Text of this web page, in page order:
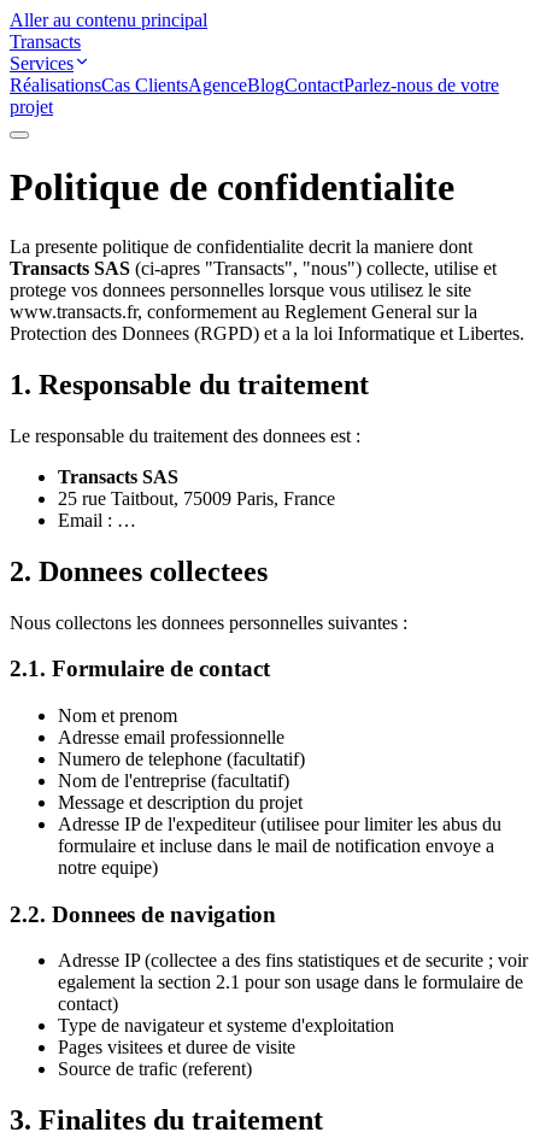
Aller au contenu principal
Transacts
Services
RéalisationsCas ClientsAgenceBlogContactParlez-nous de votre
projet
Politique de confidentialite
La presente politique de confidentialite decrit la maniere dont
Transacts SAS (ci-apres "Transacts", "nous") collecte, utilise et
protege vos donnees personnelles lorsque vous utilisez le site
www.transacts.fr, conformement au Reglement General sur la
Protection des Donnees (RGPD) et a la loi Informatique et Libertes.
1. Responsable du traitement
Le responsable du traitement des donnees est :
Transacts SAS
25 rue Taitbout, 75009 Paris, France
Email : …
2. Donnees collectees
Nous collectons les donnees personnelles suivantes :
2.1. Formulaire de contact
Nom et prenom
Adresse email professionnelle
Numero de telephone (facultatif)
Nom de l'entreprise (facultatif)
Message et description du projet
Adresse IP de l'expediteur (utilisee pour limiter les abus du
formulaire et incluse dans le mail de notification envoye a
notre equipe)
2.2. Donnees de navigation
Adresse IP (collectee a des fins statistiques et de securite ; voir
egalement la section 2.1 pour son usage dans le formulaire de
contact)
Type de navigateur et systeme d'exploitation
Pages visitees et duree de visite
Source de trafic (referent)
3. Finalites du traitement